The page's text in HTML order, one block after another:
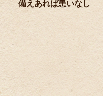
備えあれば患いなし